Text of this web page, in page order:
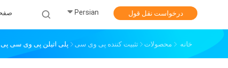
Persian درخواست نقل قول
خانه محصولات تثبیت کننده پی وی سی پلی اتیلن پی وی سی پی